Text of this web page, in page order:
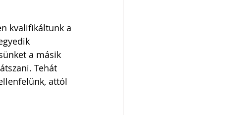
kvalifikáltunk a
a másik
Tehát
attól